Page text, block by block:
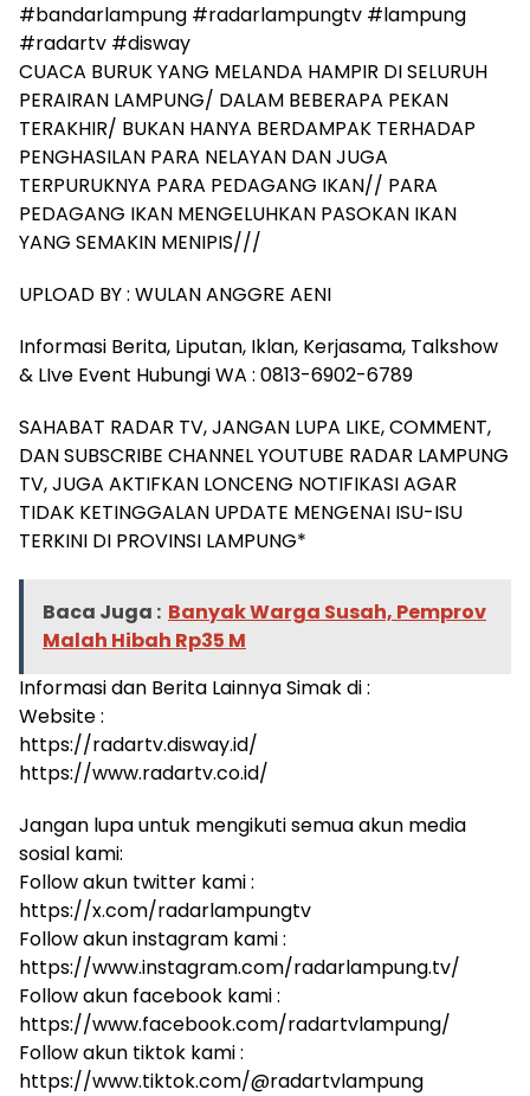
#bandarlampung #radarlampungtv #lampung
#radartv #disway
CUACA BURUK YANG MELANDA HAMPIR DI SELURUH
PERAIRAN LAMPUNG/ DALAM BEBERAPA PEKAN
TERAKHIR/ BUKAN HANYA BERDAMPAK TERHADAP
PENGHASILAN PARA NELAYAN DAN JUGA
TERPURUKNYA PARA PEDAGANG IKAN// PARA
PEDAGANG IKAN MENGELUHKAN PASOKAN IKAN
YANG SEMAKIN MENIPIS///
UPLOAD BY : WULAN ANGGRE AENI
Informasi Berita, Liputan, Iklan, Kerjasama, Talkshow
& LIve Event Hubungi WA : 0813-6902-6789
SAHABAT RADAR TV, JANGAN LUPA LIKE, COMMENT,
DAN SUBSCRIBE CHANNEL YOUTUBE RADAR LAMPUNG
TV, JUGA AKTIFKAN LONCENG NOTIFIKASI AGAR
TIDAK KETINGGALAN UPDATE MENGENAI ISU-ISU
TERKINI DI PROVINSI LAMPUNG*
Baca Juga : Banyak Warga Susah, Pemprov
Malah Hibah Rp35 M
Informasi dan Berita Lainnya Simak di :
Website :
https://radartv.disway.id/
https://www.radartv.co.id/
Jangan lupa untuk mengikuti semua akun media
sosial kami:
Follow akun twitter kami :
https://x.com/radarlampungtv
Follow akun instagram kami :
https://www.instagram.com/radarlampung.tv/
Follow akun facebook kami :
https://www.facebook.com/radartvlampung/
Follow akun tiktok kami :
https://www.tiktok.com/@radartvlampung